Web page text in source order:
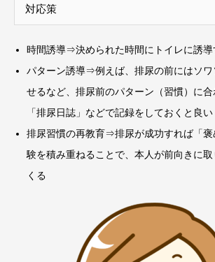
対応策
時間誘導⇒決められた時間にトイレに誘導
パターン誘導⇒例えば、排尿の前にはソワ
せるなど、排尿前のパターン（習慣）に合
「排尿日誌」などで記録をしておくと良い
排尿習慣の再教育⇒排尿が成功すれば「
験を積み重ねることで、本人が前向きに
くる